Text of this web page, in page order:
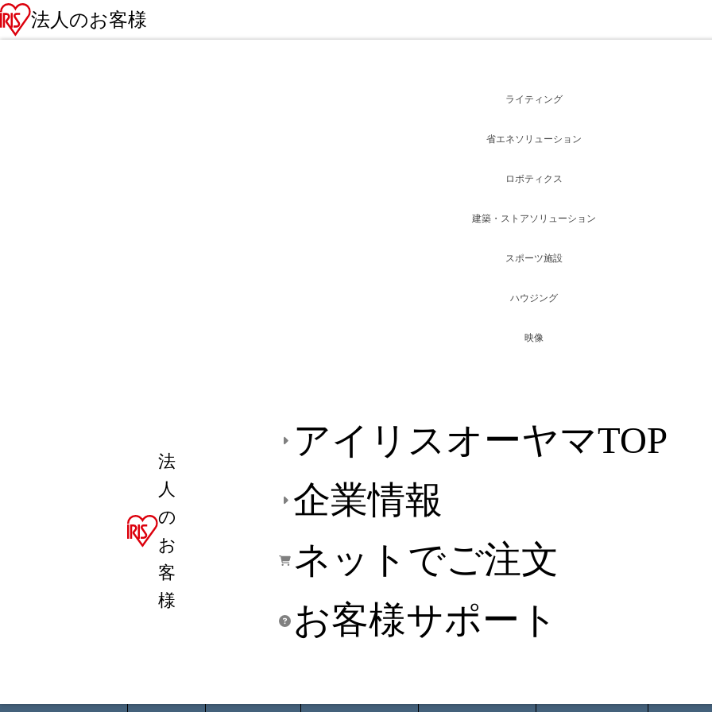
法人のお客様
法
人
の
お
客
様
アイリスオーヤマTOP
企業情報
ネットでご注文
お客様サポート
ライティング
省エネソリューション
ロボティクス
建築・ストアソリューション
スポーツ施設
ハウジング
映像